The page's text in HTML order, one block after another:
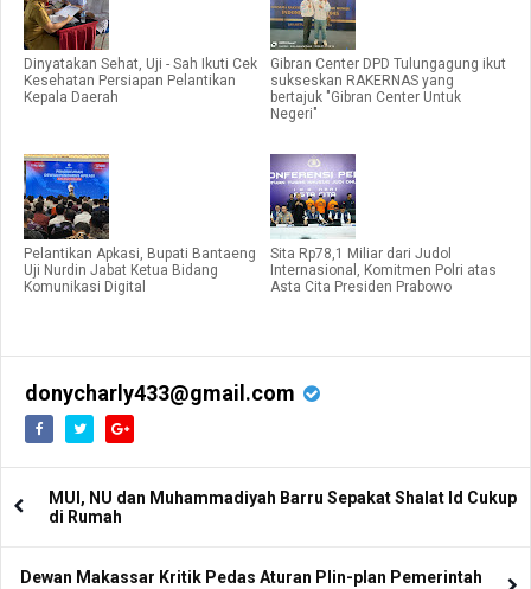
Dinyatakan Sehat, Uji - Sah Ikuti Cek
Kesehatan Persiapan Pelantikan
Kepala Daerah
Gibran Center DPD Tulungagung ikut
sukseskan RAKERNAS yang
bertajuk "Gibran Center Untuk
Negeri"
Pelantikan Apkasi, Bupati Bantaeng
Uji Nurdin Jabat Ketua Bidang
Komunikasi Digital
Sita Rp78,1 Miliar dari Judol
Internasional, Komitmen Polri atas
Asta Cita Presiden Prabowo
donycharly433@gmail.com
MUI, NU dan Muhammadiyah Barru Sepakat Shalat Id Cukup
di Rumah
Dewan Makassar Kritik Pedas Aturan Plin-plan Pemerintah